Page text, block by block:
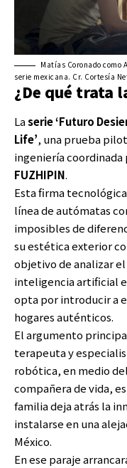
Matías Coronado como
serie mexicana. Cr. Cortesía
¿De qué trata
Laserie ‘Futuro
Life’, una prueba
ingeniería
FUZHIPIN.
Esta firma
línea de autómatas
imposibles de
su estética exterior
objetivo de analizar
inteligencia artificial
opta por introducir a
hogares auténticos.
El argumento
terapeuta y
robótica, en medio
compañera de vida,
familia deja atrás la
instalarse en una
México.
En ese paraje